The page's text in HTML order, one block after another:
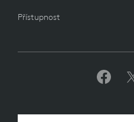
Přístupnost